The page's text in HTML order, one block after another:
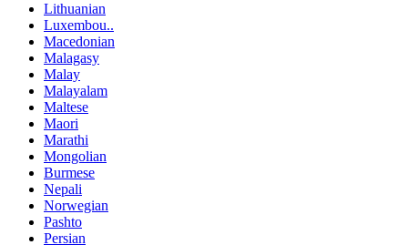
Lithuanian
Luxembou..
Macedonian
Malagasy
Malay
Malayalam
Maltese
Maori
Marathi
Mongolian
Burmese
Nepali
Norwegian
Pashto
Persian